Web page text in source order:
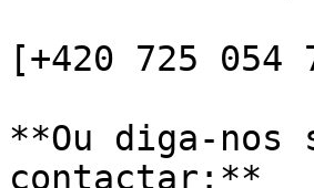
[+420 725 054
**Ou diga-nos
contactar:**